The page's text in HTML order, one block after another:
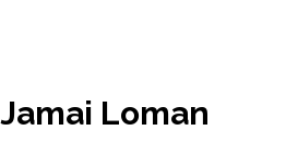
Jamai Loman